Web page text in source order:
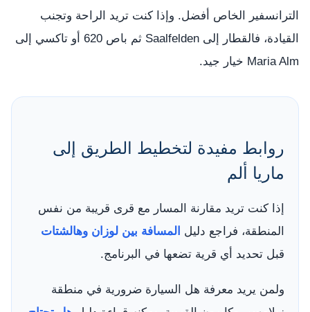
الترانسفير الخاص أفضل. وإذا كنت تريد الراحة وتجنب
القيادة، فالقطار إلى Saalfelden ثم باص 620 أو تاكسي إلى
Maria Alm خيار جيد.
روابط مفيدة لتخطيط الطريق إلى
ماريا ألم
إذا كنت تريد مقارنة المسار مع قرى قريبة من نفس
المنطقة، فراجع دليل المسافة بين لوزان وهالشتات
قبل تحديد أي قرية تضعها في البرنامج.
ولمن يريد معرفة هل السيارة ضرورية في منطقة